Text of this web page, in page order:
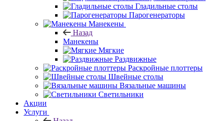
Гладильные столы
Парогенераторы
Манекены
Назад
Манекены
Мягкие
Раздвижные
Раскройные плоттеры
Швейные столы
Вязальные машины
Светильники
Акции
Услуги